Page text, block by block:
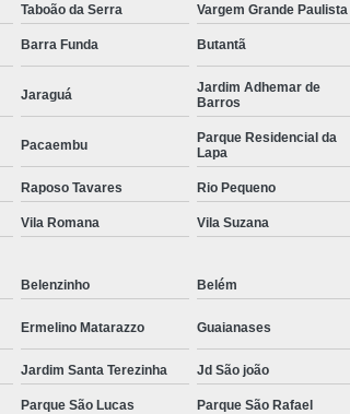
Conserto Simodrive Siemens
Conserto
Conserto Servo Motor Abb
Conserto Servo Motor Indramat
Conserto Servo Motor Moog
Conserto Servo Motor Parvex
Conserto Servo Motor Weg
Conserto
Reparo Motores Fanuc
Taboão da Serra Vargem Grande Paulista
Barra Funda Butantã
Jaraguá
Jardim Adhemar de
Barros
Pacaembu
Parque Residencial da
Lapa
Raposo Tavares Rio Pequeno
Vila Romana Vila Suzana
Belenzinho Belém
Ermelino Matarazzo Guaianases
Jardim Santa Terezinha Jd São joão
Parque São Lucas Parque São Rafael